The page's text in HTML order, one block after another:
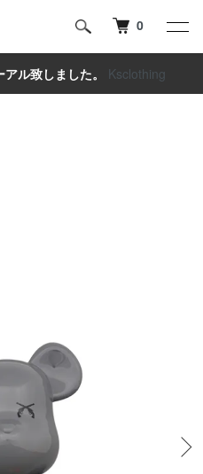
0
ル致しました。 Ksclothing